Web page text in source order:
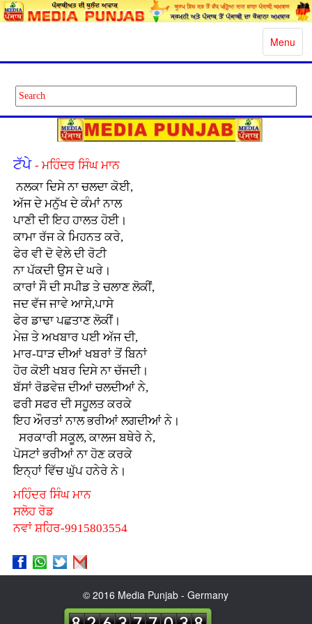
Toggle
Menu
ਟੱਪੇ - ਮਹਿੰਦਰ ਸਿੰਘ ਮਾਨ
ਨਲਕਾ ਦਿਸੇ ਨਾ ਚਲਦਾ ਕੋਈ,
ਅੱਜ ਦੇ ਮਨੁੱਖ ਦੇ ਕੰਮਾਂ ਨਾਲ
ਪਾਣੀ ਦੀ ਇਹ ਹਾਲਤ ਹੋਈ।
ਕਾਮਾ ਰੱਜ ਕੇ ਮਿਹਨਤ ਕਰੇ,
ਫੇਰ ਵੀ ਦੋ ਵੇਲੇ ਦੀ ਰੋਟੀ
ਨਾ ਪੱਕਦੀ ਉਸ ਦੇ ਘਰੇ।
ਕਾਰਾਂ ਸੌ ਦੀ ਸਪੀਡ ਤੇ ਚਲਾਣ ਲੋਕੀਂ,
ਜਦ ਵੱਜ ਜਾਵੇ ਆਸੇ,ਪਾਸੇ
ਫੇਰ ਡਾਢਾ ਪਛਤਾਣ ਲੋਕੀਂ।
ਮੇਜ਼ ਤੇ ਅਖਬਾਰ ਪਈ ਅੱਜ ਦੀ,
ਮਾਰ-ਧਾੜ ਦੀਆਂ ਖਬਰਾਂ ਤੋਂ ਬਿਨਾਂ
ਹੋਰ ਕੋਈ ਖਬਰ ਦਿਸੇ ਨਾ ਚੱਜਦੀ।
ਬੱਸਾਂ ਰੋਡਵੇਜ਼ ਦੀਆਂ ਚਲਦੀਆਂ ਨੇ,
ਫਰੀ ਸਫਰ ਦੀ ਸਹੂਲਤ ਕਰਕੇ
ਇਹ ਔਰਤਾਂ ਨਾਲ ਭਰੀਆਂ ਲਗਦੀਆਂ ਨੇ।
ਸਰਕਾਰੀ ਸਕੂਲ, ਕਾਲਜ ਬਥੇਰੇ ਨੇ,
ਪੋਸਟਾਂ ਭਰੀਆਂ ਨਾ ਹੋਣ ਕਰਕੇ
ਇਨ੍ਹਾਂ ਵਿੱਚ ਘੁੱਪ ਹਨੇਰੇ ਨੇ।
ਮਹਿੰਦਰ ਸਿੰਘ ਮਾਨ
ਸਲੋਹ ਰੋਡ
ਨਵਾਂ ਸ਼ਹਿਰ-9915803554
© 2016 Media Punjab - Germany